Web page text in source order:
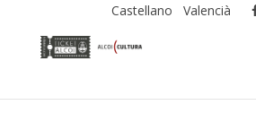
Castellano Valencià